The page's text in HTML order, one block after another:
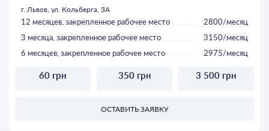
г. Львов, ул. Кольберга, 3А
12 месяцев, закрепленное рабочее место
2800/месяц
3 месяца, закрепленное рабочее место
3150/месяц
6 месяцев, закрепленное рабочее место
2975/месяц
60 грн 350 грн 3 500 грн
ОСТАВИТЬ ЗАЯВКУ